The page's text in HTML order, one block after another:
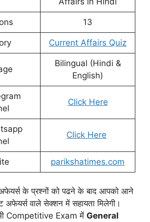
13
Current Affairs Quiz
Bilingual (Hindi &
English)
Click Here
Click Here
parikshatimes.com
के प्रश्नों को पढने के बाद आपको आने
अफेयर्स वाले सेक्शन में सहायता मिलेगी।
Competitive Exam में General